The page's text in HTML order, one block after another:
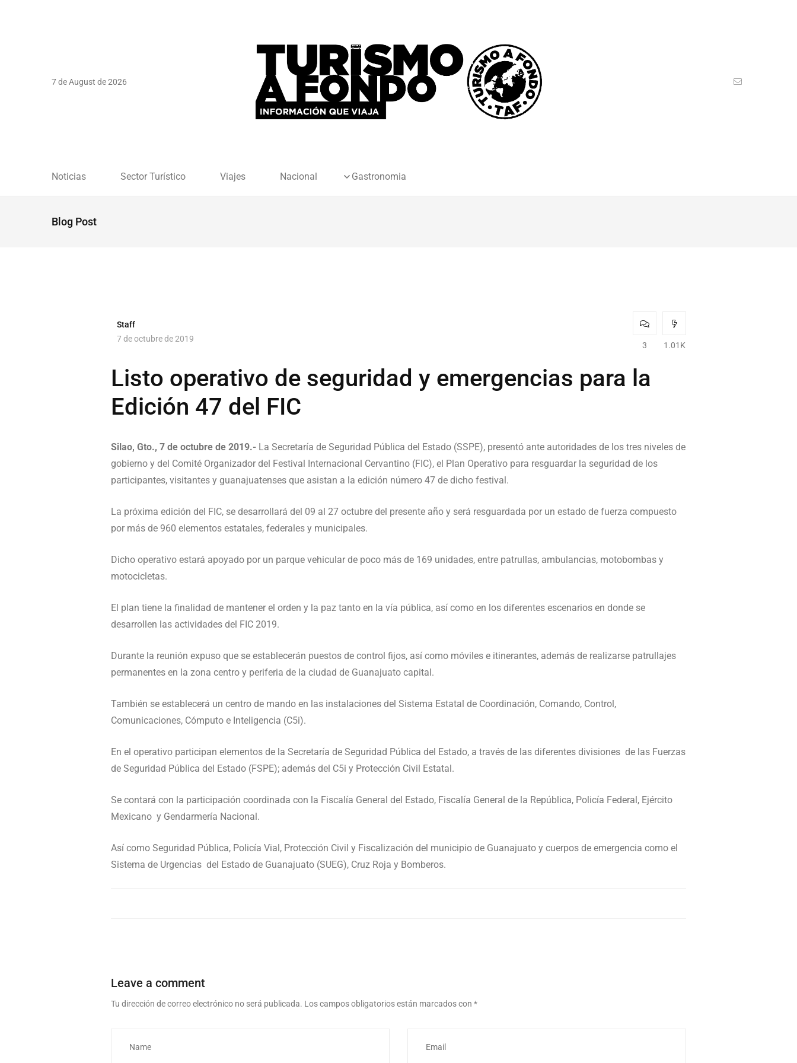
7 de August de 2026
Noticias Sector Turístico Viajes Nacional Gastronomia
Blog Post
Staff
7 de octubre de 2019
3 1.01K
Listo operativo de seguridad y emergencias para la
Edición 47 del FIC
Silao, Gto., 7 de octubre de 2019.- La Secretaría de Seguridad Pública del Estado (SSPE), presentó ante autoridades de los tres niveles de
gobierno y del Comité Organizador del Festival Internacional Cervantino (FIC), el Plan Operativo para resguardar la seguridad de los
participantes, visitantes y guanajuatenses que asistan a la edición número 47 de dicho festival.
La próxima edición del FIC, se desarrollará del 09 al 27 octubre del presente año y será resguardada por un estado de fuerza compuesto
por más de 960 elementos estatales, federales y municipales.
Dicho operativo estará apoyado por un parque vehicular de poco más de 169 unidades, entre patrullas, ambulancias, motobombas y
motocicletas.
El plan tiene la finalidad de mantener el orden y la paz tanto en la vía pública, así como en los diferentes escenarios en donde se
desarrollen las actividades del FIC 2019.
Durante la reunión expuso que se establecerán puestos de control fijos, así como móviles e itinerantes, además de realizarse patrullajes
permanentes en la zona centro y periferia de la ciudad de Guanajuato capital.
También se establecerá un centro de mando en las instalaciones del Sistema Estatal de Coordinación, Comando, Control,
Comunicaciones, Cómputo e Inteligencia (C5i).
En el operativo participan elementos de la Secretaría de Seguridad Pública del Estado, a través de las diferentes divisiones de las Fuerzas
de Seguridad Pública del Estado (FSPE); además del C5i y Protección Civil Estatal.
Se contará con la participación coordinada con la Fiscalía General del Estado, Fiscalía General de la República, Policía Federal, Ejército
Mexicano y Gendarmería Nacional.
Así como Seguridad Pública, Policía Vial, Protección Civil y Fiscalización del municipio de Guanajuato y cuerpos de emergencia como el
Sistema de Urgencias del Estado de Guanajuato (SUEG), Cruz Roja y Bomberos.
Leave a comment
Tu dirección de correo electrónico no será publicada. Los campos obligatorios están marcados con *